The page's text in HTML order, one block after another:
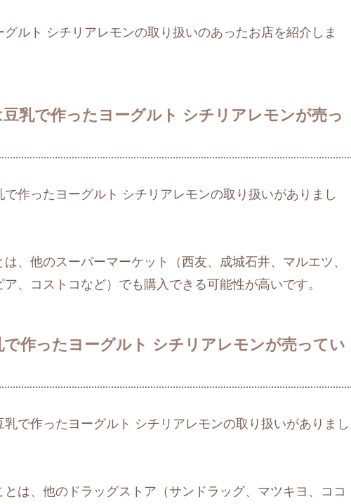
ルト シチリアレモンの取り扱いのあったお店を紹介しま
乳で作ったヨーグルト シチリアレモンが売っ
作ったヨーグルト シチリアレモンの取り扱いがありまし
、他のスーパーマーケット（西友、成城石井、マルエツ、
、コストコなど）でも購入できる可能性が高いです。
で作ったヨーグルト シチリアレモンが売ってい
で作ったヨーグルト シチリアレモンの取り扱いがありまし
は、他のドラッグストア（サンドラッグ、マツキヨ、ココ